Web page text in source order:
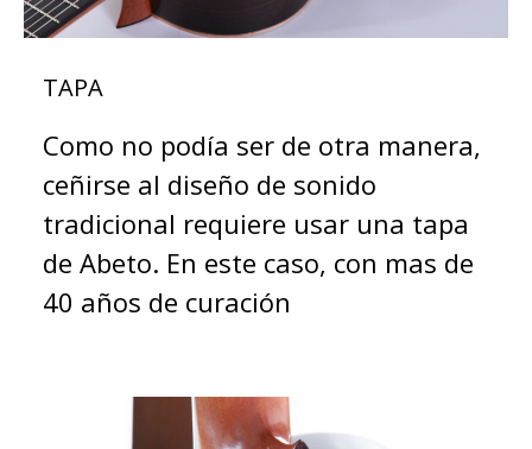
TAPA
Como no podía ser de otra manera,
ceñirse al diseño de sonido
tradicional requiere usar una tapa
de Abeto. En este caso, con mas de
40 años de curación